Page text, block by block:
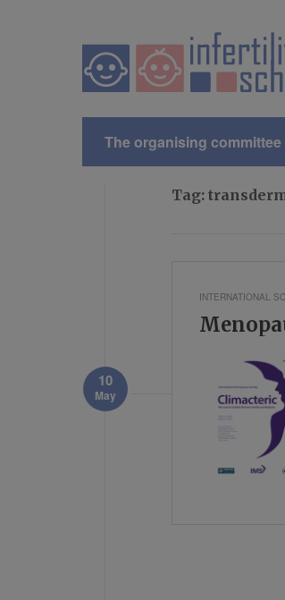
The organising committee
Tag:
INTERNATIONAL
10
May